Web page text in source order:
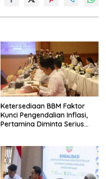
Ketersediaan BBM Faktor
Kunci Pengendalian Inflasi,
Pertamina Diminta Serius